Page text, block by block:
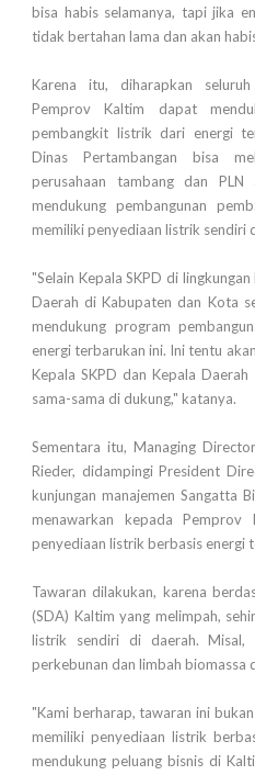
bisa habis selamanya, tapi jika
tidak bertahan lama dan akan
Karena itu, diharapkan
Pemprov Kaltim dapat
pembangkit listrik dari energi
Dinas Pertambangan bisa
perusahaan tambang dan
mendukung pembangunan
memiliki penyediaan listrik sendiri
"Selain Kepala SKPD di
Daerah di Kabupaten dan Kota
mendukung program
energi terbarukan ini. Ini tentu
Kepala SKPD dan Kepala
sama-sama di dukung," katanya.
Sementara itu, Managing
Rieder, didampingi President
kunjungan manajemen Sangatta
menawarkan kepada Pemprov
penyediaan listrik berbasis energi
Tawaran dilakukan, karena
(SDA) Kaltim yang melimpah,
listrik sendiri di daerah. Misal,
perkebunan dan limbah biomassa
"Kami berharap, tawaran ini
memiliki penyediaan listrik
mendukung peluang bisnis di